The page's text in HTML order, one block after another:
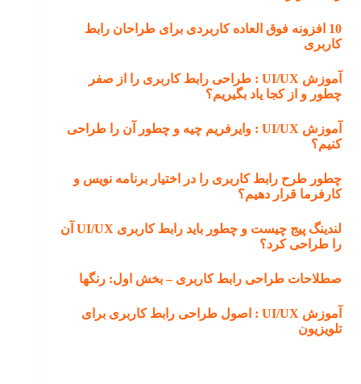
10 افزونه فوق العاده کاربردی برای طراحان رابط
کاربری
آموزش UI/UX : طراحی رابط کاربری را از صفر
چطور و از کجا یاد بگیریم؟
آموزش UI/UX : وایرفریم چیه و چطور آن را طراحی
کنیم؟
چطور طرح‌ رابط کاربری را در اختیار برنامه نویس و
کارفرما قرار دهیم؟
لندینگ پیج چیست و چطور باید رابط کاربری UI/UX آن
را طراحی کرد؟
صطلاحات طراحی رابط کاربری – بخش اول: رنگها
آموزش UI/UX : اصول طراحی رابط کاربری برای
تلویزیون